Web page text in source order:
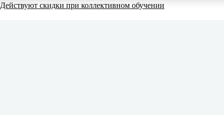
Действуют скидки при коллективном обучении